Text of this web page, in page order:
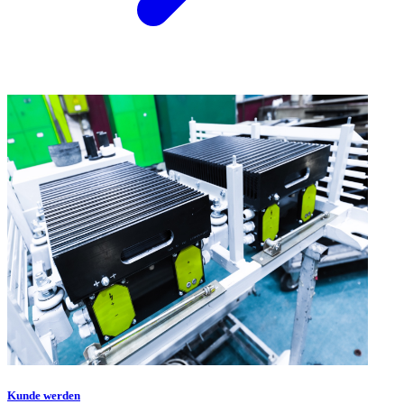
Kunde werden